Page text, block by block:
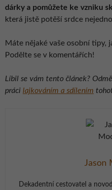
dárky a pomůžete ke vzniku
která jistě potěší srdce
Máte nějaké vaše osobní tipy,
Podělte se v komentářích!
Líbil se vám tento článek?
práci lajkováním a sdílením
Jason
Dekadentní cestovatel a